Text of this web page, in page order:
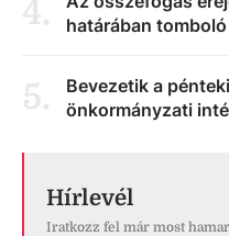
4.
határában
5.
Bevezetik a
önkormányzati
Hírlevél
Iratkozz fel már most